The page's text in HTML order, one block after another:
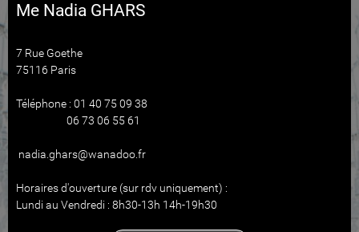
Me Nadia GHARS
7 Rue Goethe
75116 Paris
Téléphone : 01 40 75 09 38
06 73 06 55 61
nadia.ghars@wanadoo.fr
Horaires d'ouverture (sur rdv uniquement) :
Lundi au Vendredi : 8h30-13h 14h-19h30